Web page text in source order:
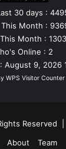
30 days :
Month :
Month :
Online : 2
August 9, 2026
WPS Visitor Counter
Reserved |
About Team